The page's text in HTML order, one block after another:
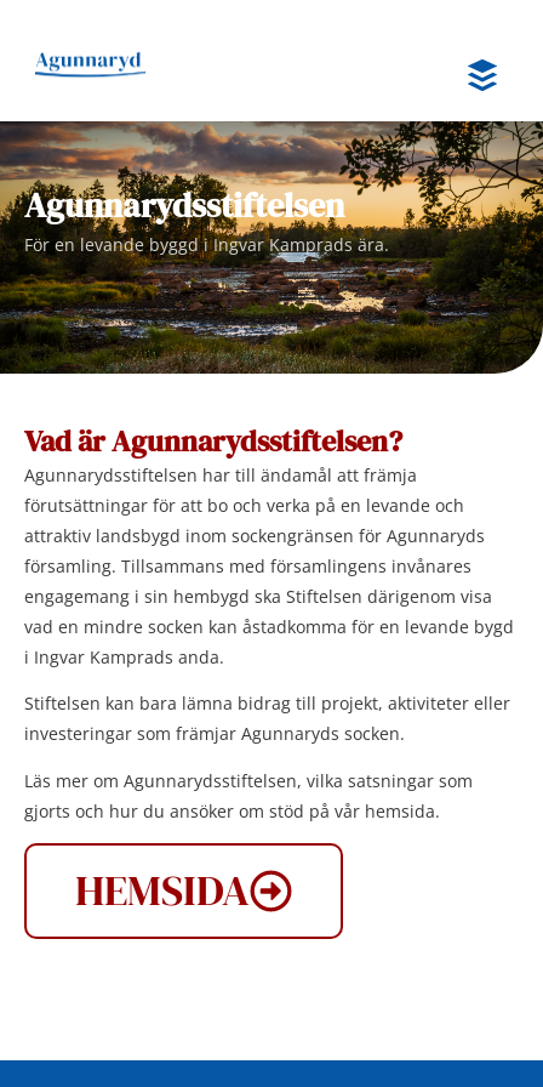
innehåll
Agunnarydsstiftelsen
För en levande byggd i Ingvar Kamprads ära.
Vad är Agunnarydsstiftelsen?
Agunnarydsstiftelsen har till ändamål att främja
förutsättningar för att bo och verka på en levande och
attraktiv landsbygd inom sockengränsen för Agunnaryds
församling. Tillsammans med församlingens invånares
engagemang i sin hembygd ska Stiftelsen därigenom visa
vad en mindre socken kan åstadkomma för en levande bygd
i Ingvar Kamprads anda.
Stiftelsen kan bara lämna bidrag till projekt, aktiviteter eller
investeringar som främjar Agunnaryds socken.
Läs mer om Agunnarydsstiftelsen, vilka satsningar som
gjorts och hur du ansöker om stöd på vår hemsida.
HEMSIDA